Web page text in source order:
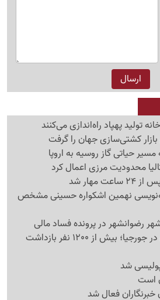
تولید پهپاد راه‌اندازی می‌کنند
حیاتی گاز روسیه به اروپا
محدودیت مرزی اعمال کرد
مهار شد
نهمین اشکواره حسینی مشخص
رضوانشهر در پرونده فساد مالی
یورش بزرگ به مهاجران در جورجیا؛ بیش از 1200 نفر بازداشت
شد
است